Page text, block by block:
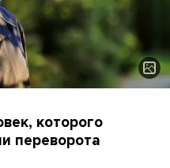
которого
переворота